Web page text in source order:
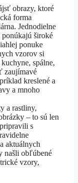
obrazy, ktoré
forma
Jednodielne
ponúkajú široké
ponuke
vzorov si
spálne,
zaujímavé
kreslené a
a mnoho
a rastliny,
– to sú len
s
aktuálnych
našli obľúbené
vzory,